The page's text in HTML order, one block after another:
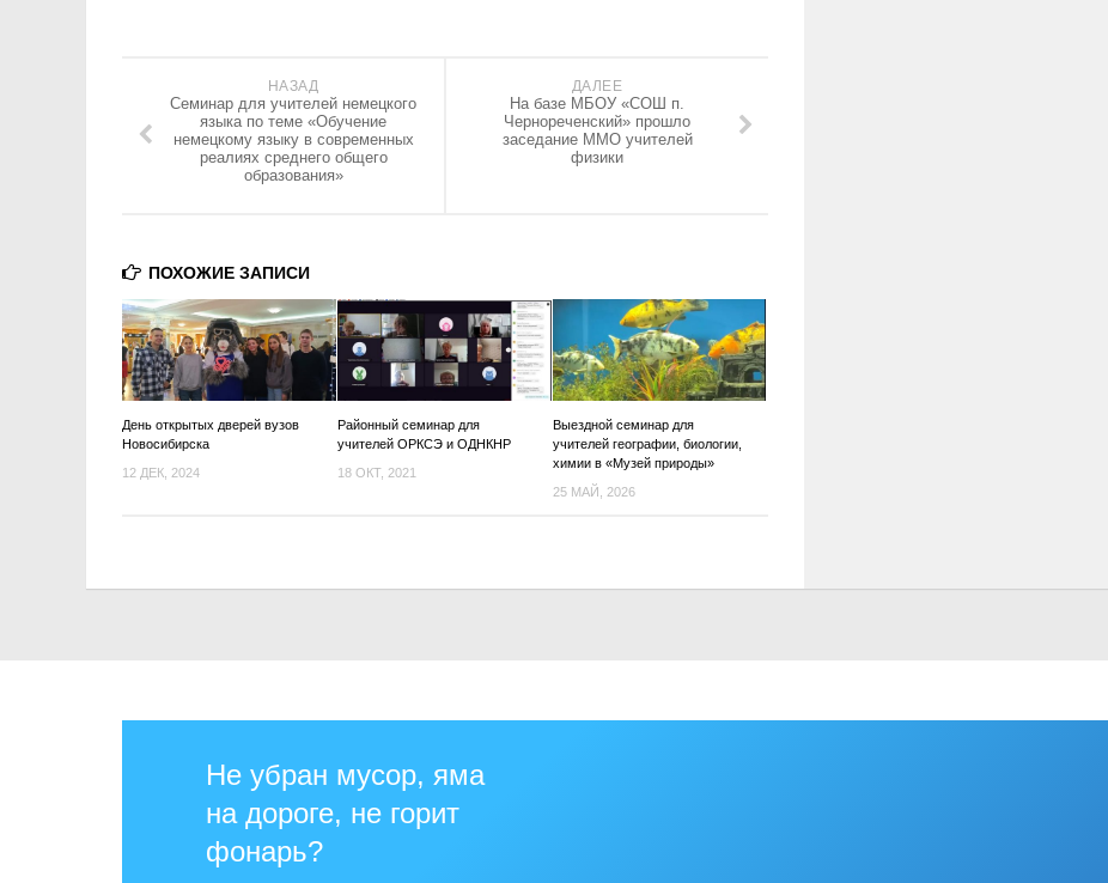
ДАЛЕЕ
На базе МБОУ «СОШ п.
Чернореченский» прошло
заседание ММО учителей
физики
НАЗАД
Cеминар для учителей немецкого
языка по теме «Обучение
немецкому языку в современных
реалиях среднего общего
образования»
ПОХОЖИЕ ЗАПИСИ
День открытых дверей вузов
Новосибирска
12 ДЕК, 2024
Районный семинар для
учителей ОРКСЭ и ОДНКНР
18 ОКТ, 2021
Выездной семинар для
учителей географии, биологии,
химии в «Музей природы»
25 МАЙ, 2026
Не убран мусор, яма
на дороге, не горит
фонарь?